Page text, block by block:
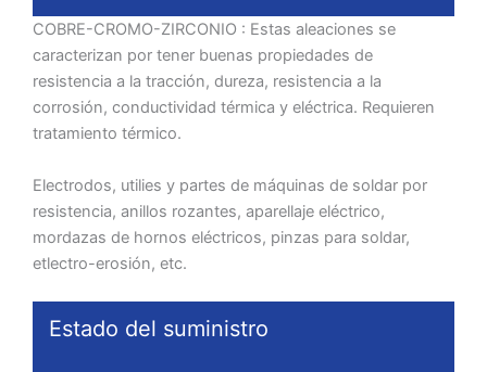
COBRE-CROMO-ZIRCONIO : Estas aleaciones se
caracterizan por tener buenas propiedades de
resistencia a la tracción, dureza, resistencia a la
corrosión, conductividad térmica y eléctrica. Requieren
tratamiento térmico.
Electrodos, utilies y partes de máquinas de soldar por
resistencia, anillos rozantes, aparellaje eléctrico,
mordazas de hornos eléctricos, pinzas para soldar,
etlectro-erosión, etc.
Estado del suministro